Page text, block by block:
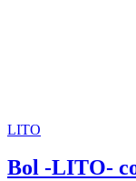
LITO
Bol -LITO-